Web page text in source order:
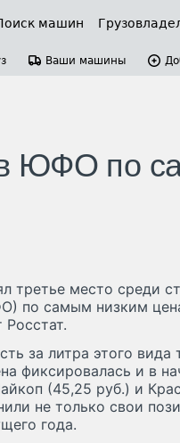
машин
Ваши машины
ЮФО по
третье место среди
по самым низким
за литра этого вида
фиксировалась и в
(45,25 руб.) и
не только свои
года.